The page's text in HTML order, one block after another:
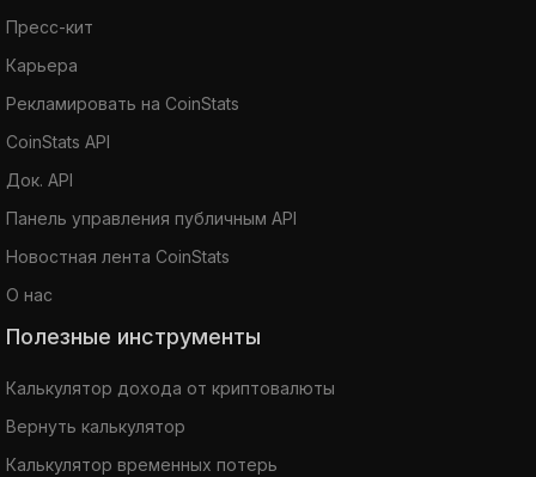
Пресс-кит
Карьера
Рекламировать на CoinStats
CoinStats API
Док. API
Панель управления публичным API
Новостная лента CoinStats
О нас
Полезные инструменты
Калькулятор дохода от криптовалюты
Вернуть калькулятор
Калькулятор временных потерь